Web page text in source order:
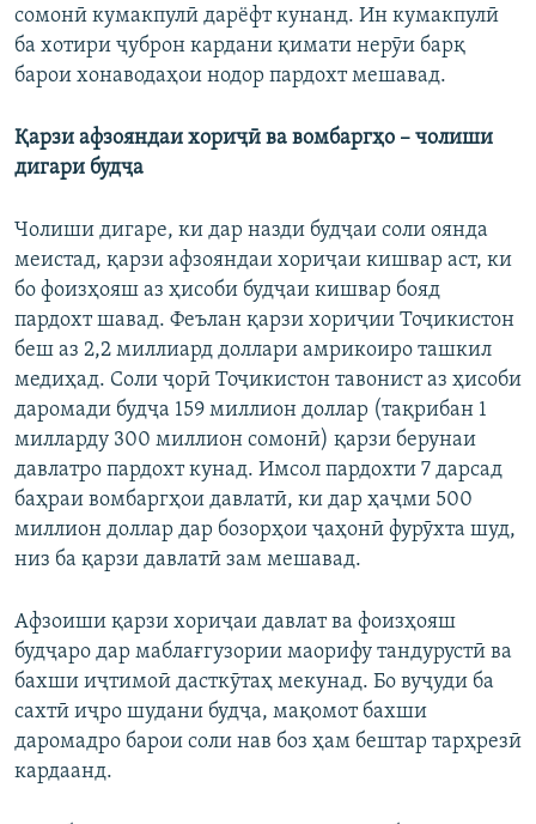
сомонӣ кумакпулӣ дарёфт кунанд. Ин кумакпулӣ
ба хотири ҷуброн кардани қимати нерӯи барқ
барои хонаводаҳои нодор пардохт мешавад.
Қарзи афзояндаи хориҷӣ ва вомбаргҳо – чолиши
дигари будҷа
Чолиши дигаре, ки дар назди будҷаи соли оянда
меистад, қарзи афзояндаи хориҷаи кишвар аст, ки
бо фоизҳояш аз ҳисоби будҷаи кишвар бояд
пардохт шавад. Феълан қарзи хориҷии Тоҷикистон
беш аз 2,2 миллиард доллари амрикоиро ташкил
медиҳад. Соли ҷорӣ Тоҷикистон тавонист аз ҳисоби
даромади будҷа 159 миллион доллар (тақрибан 1
милларду 300 миллион сомонӣ) қарзи берунаи
давлатро пардохт кунад. Имсол пардохти 7 дарсад
баҳраи вомбаргҳои давлатӣ, ки дар ҳаҷми 500
миллион доллар дар бозорҳои ҷаҳонӣ фурӯхта шуд,
низ ба қарзи давлатӣ зам мешавад.
Афзоиши қарзи хориҷаи давлат ва фоизҳояш
будҷаро дар маблағгузории маорифу тандурустӣ ва
бахши иҷтимоӣ дасткӯтаҳ мекунад. Бо вуҷуди ба
сахтӣ иҷро шудани будҷа, мақомот бахши
даромадро барои соли нав боз ҳам бештар тарҳрезӣ
кардаанд.